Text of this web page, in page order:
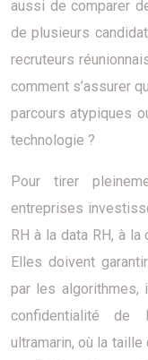
aussi de comparer
de plusieurs
recruteurs
comment s’assurer
parcours atypiques
technologie ?
Pour tirer
entreprises
RH à la data RH, à
Elles doivent
par les algorithmes,
confidentialité de
ultramarin, où la